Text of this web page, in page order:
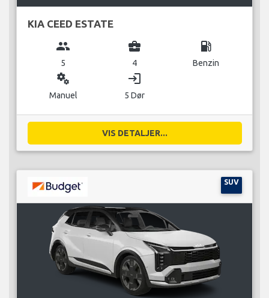
KIA CEED ESTATE
group
5
business_center
4
local_gas_station
Benzin
miscellaneous_services
Manuel
login
5 Dør
VIS DETALJER...
SUV